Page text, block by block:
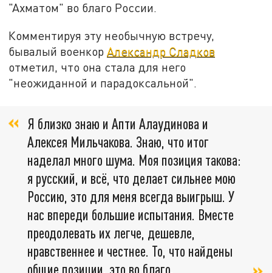
"Ахматом" во благо России.
Комментируя эту необычную встречу,
бывалый военкорАлександр Сладков
отметил, что она стала для него
"неожиданной и парадоксальной".
Я близко знаю и Апти Алаудинова и
Алексея Мильчакова. Знаю, что итог
наделал много шума. Моя позиция такова:
я русский, и всё, что делает сильнее мою
Россию, это для меня всегда выигрыш. У
нас впереди большие испытания. Вместе
преодолевать их легче, дешевле,
нравственнее и честнее. То, что найдены
общие позиции, это во благо,